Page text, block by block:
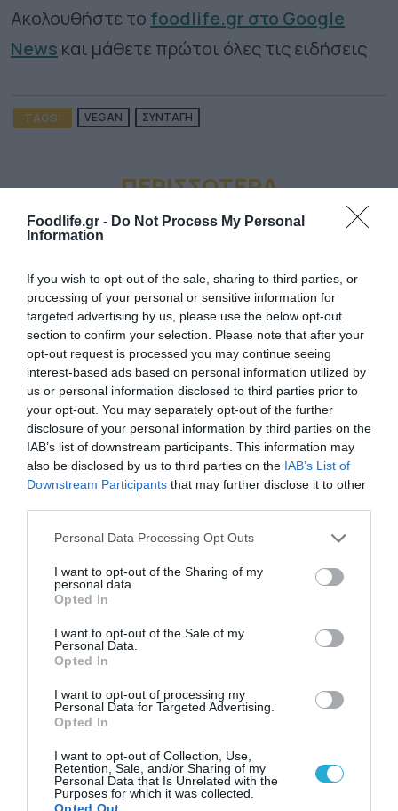
Foodlife.gr - Do Not Process My Personal
Information
If you wish to opt-out of the sale, sharing to third parties, or
processing of your personal or sensitive information for
targeted advertising by us, please use the below opt-out
section to confirm your selection. Please note that after your
opt-out request is processed you may continue seeing
interest-based ads based on personal information utilized by
us or personal information disclosed to third parties prior to
your opt-out. You may separately opt-out of the further
disclosure of your personal information by third parties on the
IAB’s list of downstream participants. This information may
also be disclosed by us to third parties on the IAB’s List of
Downstream Participants that may further disclose it to other
Please note that this website/app uses one or more Google
not limited to your visit or usage behaviour. You may click to
grant or deny consent to Google and its third-party tags to
use your data for below specified purposes in below Google
consent section.
Personal Data Processing Opt Outs
I want to opt-out of the Sharing of my
personal data.
Opted In
I want to opt-out of the Sale of my
Personal Data.
Opted In
I want to opt-out of processing my
Personal Data for Targeted Advertising.
Opted In
I want to opt-out of Collection, Use,
Retention, Sale, and/or Sharing of my
Personal Data that Is Unrelated with the
Purposes for which it was collected.
Opted Out
Ακολουθήστε το foodlife.gr στο Google
News και μάθετε πρώτοι όλες τις ειδήσεις
TAGS: VEGAN ΣΥΝΤΑΓΗ
ΠΕΡΙΣΣΟΤΕΡA
08.08.2026
ΕΛΓΕΚΑ: Προληπτική ανάκληση μαρμελάδας
– Κίνδυνος θραύσης στη γυάλινη
συσκευασία
08.08.2026